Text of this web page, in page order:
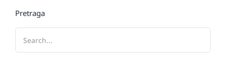
Pretraga